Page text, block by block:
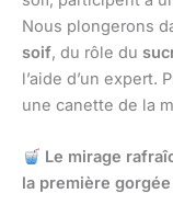
Nous plongerons
soif, du rôle du
l’aide d’un expert.
une canette de la
Le mirage
la première gorgée